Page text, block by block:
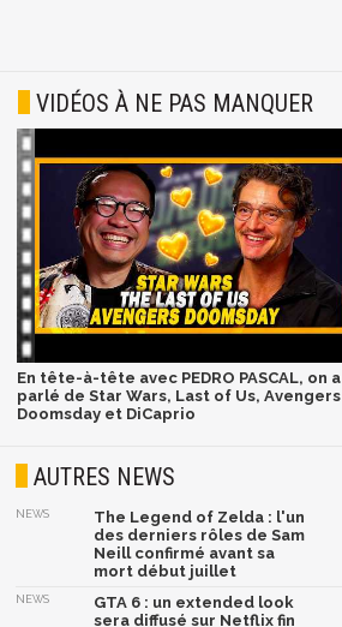
VIDÉOS À NE PAS MANQUER
En tête-à-tête avec PEDRO PASCAL, on a
parlé de Star Wars, Last of Us, Avengers
Doomsday et DiCaprio
AUTRES NEWS
NEWS
The Legend of Zelda : l'un
des derniers rôles de Sam
Neill confirmé avant sa
mort début juillet
NEWS
GTA 6 : un extended look
sera diffusé sur Netflix fin